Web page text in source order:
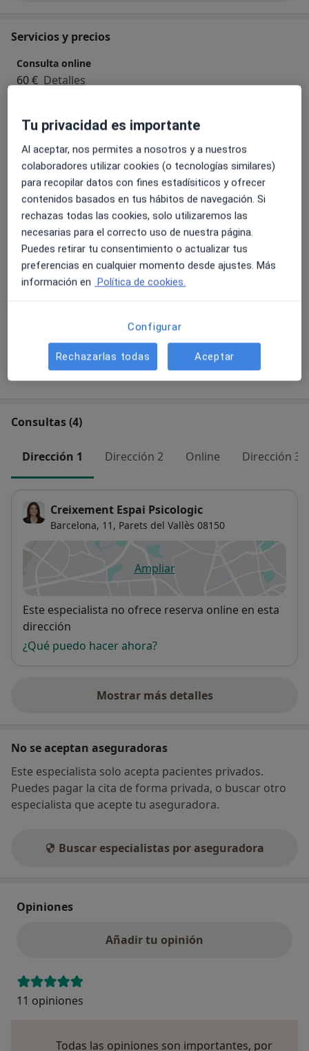
Servicios y precios
Consulta online
60 € Detalles
Orientación en la crianza de los hijos
50 € Detalles
Visita de tratamiento
50 € Detalles
Técnicas y estrategias de autoestima
50 € Detalles
Terapia individual
¿Cómo funcionan los precios?
Consultas (4)
Dirección 1 Dirección 2 Online Dirección 3
Creixement Espai Psicologic
Barcelona, 11, Parets del Vallès 08150
Ampliarse abre en una nueva
Disponibilidad
Este especialista no ofrece reserva online en esta
dirección
¿Qué puedo hacer ahora?
Mostrar más detalles
sobre la dirección
No se aceptan aseguradoras
Este especialista solo acepta pacientes privados.
Puedes pagar la cita de forma privada, o buscar otro
especialista que acepte tu aseguradora.
Buscar especialistas por aseguradora
Opiniones
Añadir tu opinión
11 opiniones
Todas las opiniones son importantes, por
Tu privacidad es importante
Al aceptar, nos permites a nosotros y a nuestros
colaboradores utilizar cookies (o tecnologías similares)
para recopilar datos con fines estadísiticos y ofrecer
contenidos basados en tus hábitos de navegación. Si
rechazas todas las cookies, solo utilizaremos las
necesarias para el correcto uso de nuestra página.
Puedes retirar tu consentimiento o actualizar tus
preferencias en cualquier momento desde ajustes. Más
información en Política de cookies.
Configurar
Rechazarlas todas Aceptar